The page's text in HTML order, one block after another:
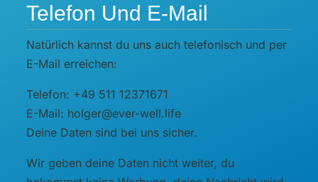
Telefon Und E-Mail
Natürlich kannst du uns auch telefonisch und per
E-Mail erreichen:
Telefon: +49 511 12371671
E-Mail: holger@ever-well.life
Deine Daten sind bei uns sicher.
Wir geben deine Daten nicht weiter, du